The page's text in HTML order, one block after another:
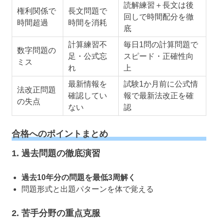
権利関係で
時間超過
長文問題で
時間を消耗
読解練習＋長文は後
回しで時間配分を徹
底
数字問題の
ミス
計算練習不
足・公式忘
れ
毎日1問の計算問題で
スピード・正確性向
上
法改正問題
の失点
最新情報を
確認してい
ない
試験1か月前に公式情
報で最新法改正を確
認
合格へのポイントまとめ
1. 過去問題の徹底演習
過去10年分の問題を最低3周解く
問題形式と出題パターンを体で覚える
2. 苦手分野の重点克服